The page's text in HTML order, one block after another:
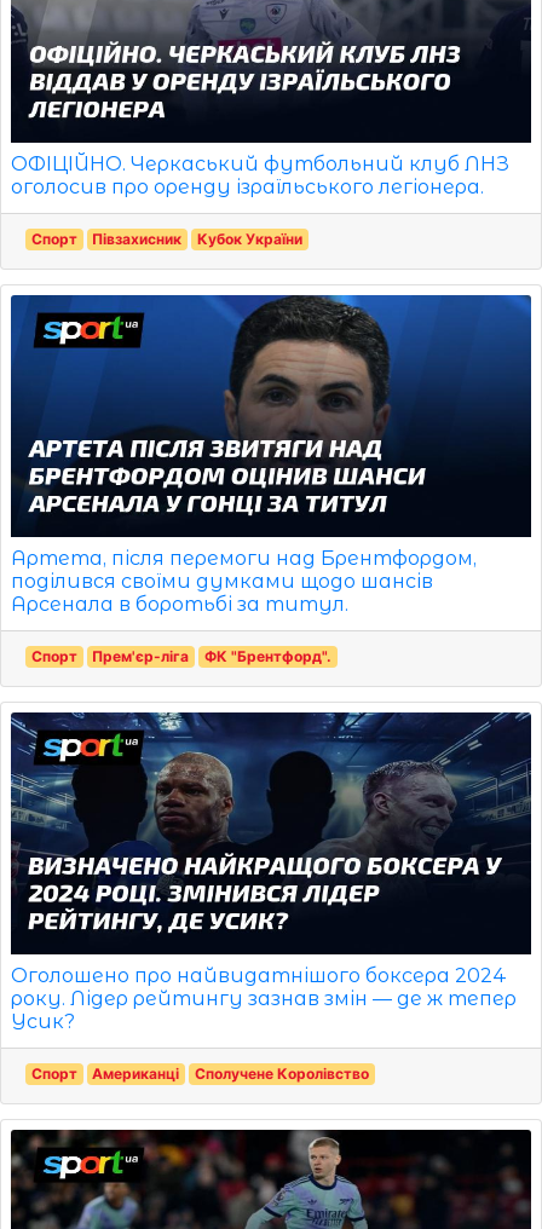
ОФІЦІЙНО. Черкаський футбольний клуб ЛНЗ
оголосив про оренду ізраїльського легіонера.
Спорт Півзахисник Кубок України
Артета, після перемоги над Брентфордом,
поділився своїми думками щодо шансів
Арсенала в боротьбі за титул.
Спорт Прем'єр-ліга ФК "Брентфорд".
Оголошено про найвидатнішого боксера 2024
року. Лідер рейтингу зазнав змін — де ж тепер
Усик?
Спорт Американці Сполучене Королівство